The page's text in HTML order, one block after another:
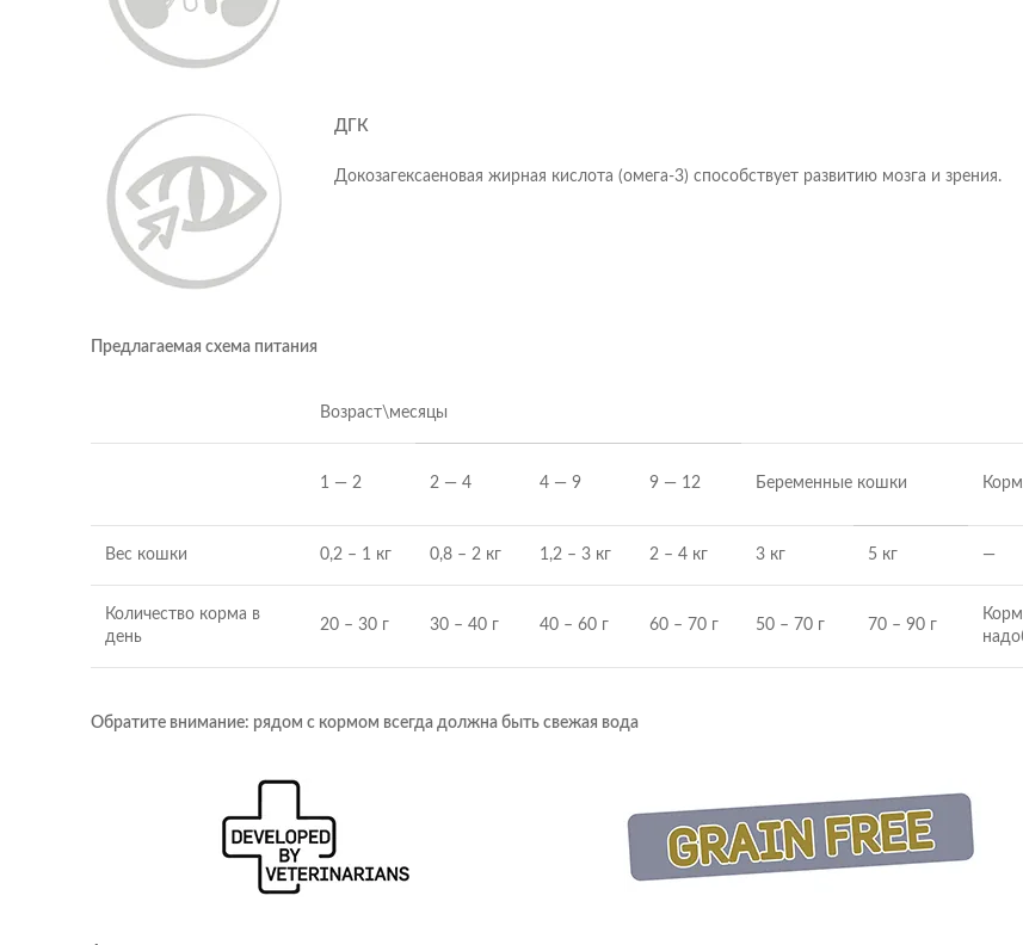
ДГК
Докозагексаеновая жирная кислота (омега-3) способствует развитию мозга и зрения.
Предлагаемая схема питания
Возраст\месяцы
1 — 2 2 — 4 4 — 9 9 — 12 Беременные кошки
Вес кошки 0,2 – 1 кг 0,8 – 2 кг 1,2 – 3 кг 2 – 4 кг 3 кг 5 кг —
Количество корма в
день
20 – 30 г 30 – 40 г 40 – 60 г 60 – 70 г 50 – 70 г 70 – 90 г
Обратите внимание: рядом с кормом всегда должна быть свежая вода